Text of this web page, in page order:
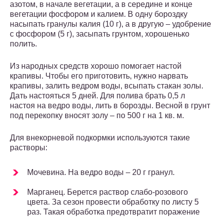
азотом, в начале вегетации, а в середине и конце
вегетации фосфором и калием. В одну бороздку
насыпать гранулы калия (10 г), а в другую – удобрение
с фосфором (5 г), засыпать грунтом, хорошенько
полить.
Из народных средств хорошо помогает настой
крапивы. Чтобы его приготовить, нужно нарвать
крапивы, залить ведром воды, всыпать стакан золы.
Дать настояться 5 дней. Для полива брать 0,5 л
настоя на ведро воды, лить в борозды. Весной в грунт
под перекопку вносят золу – по 500 г на 1 кв. м.
Для внекорневой подкормки используются такие
растворы:
Мочевина. На ведро воды – 20 г гранул.
Марганец. Берется раствор слабо-розового
цвета. За сезон провести обработку по листу 5
раз. Такая обработка предотвратит поражение